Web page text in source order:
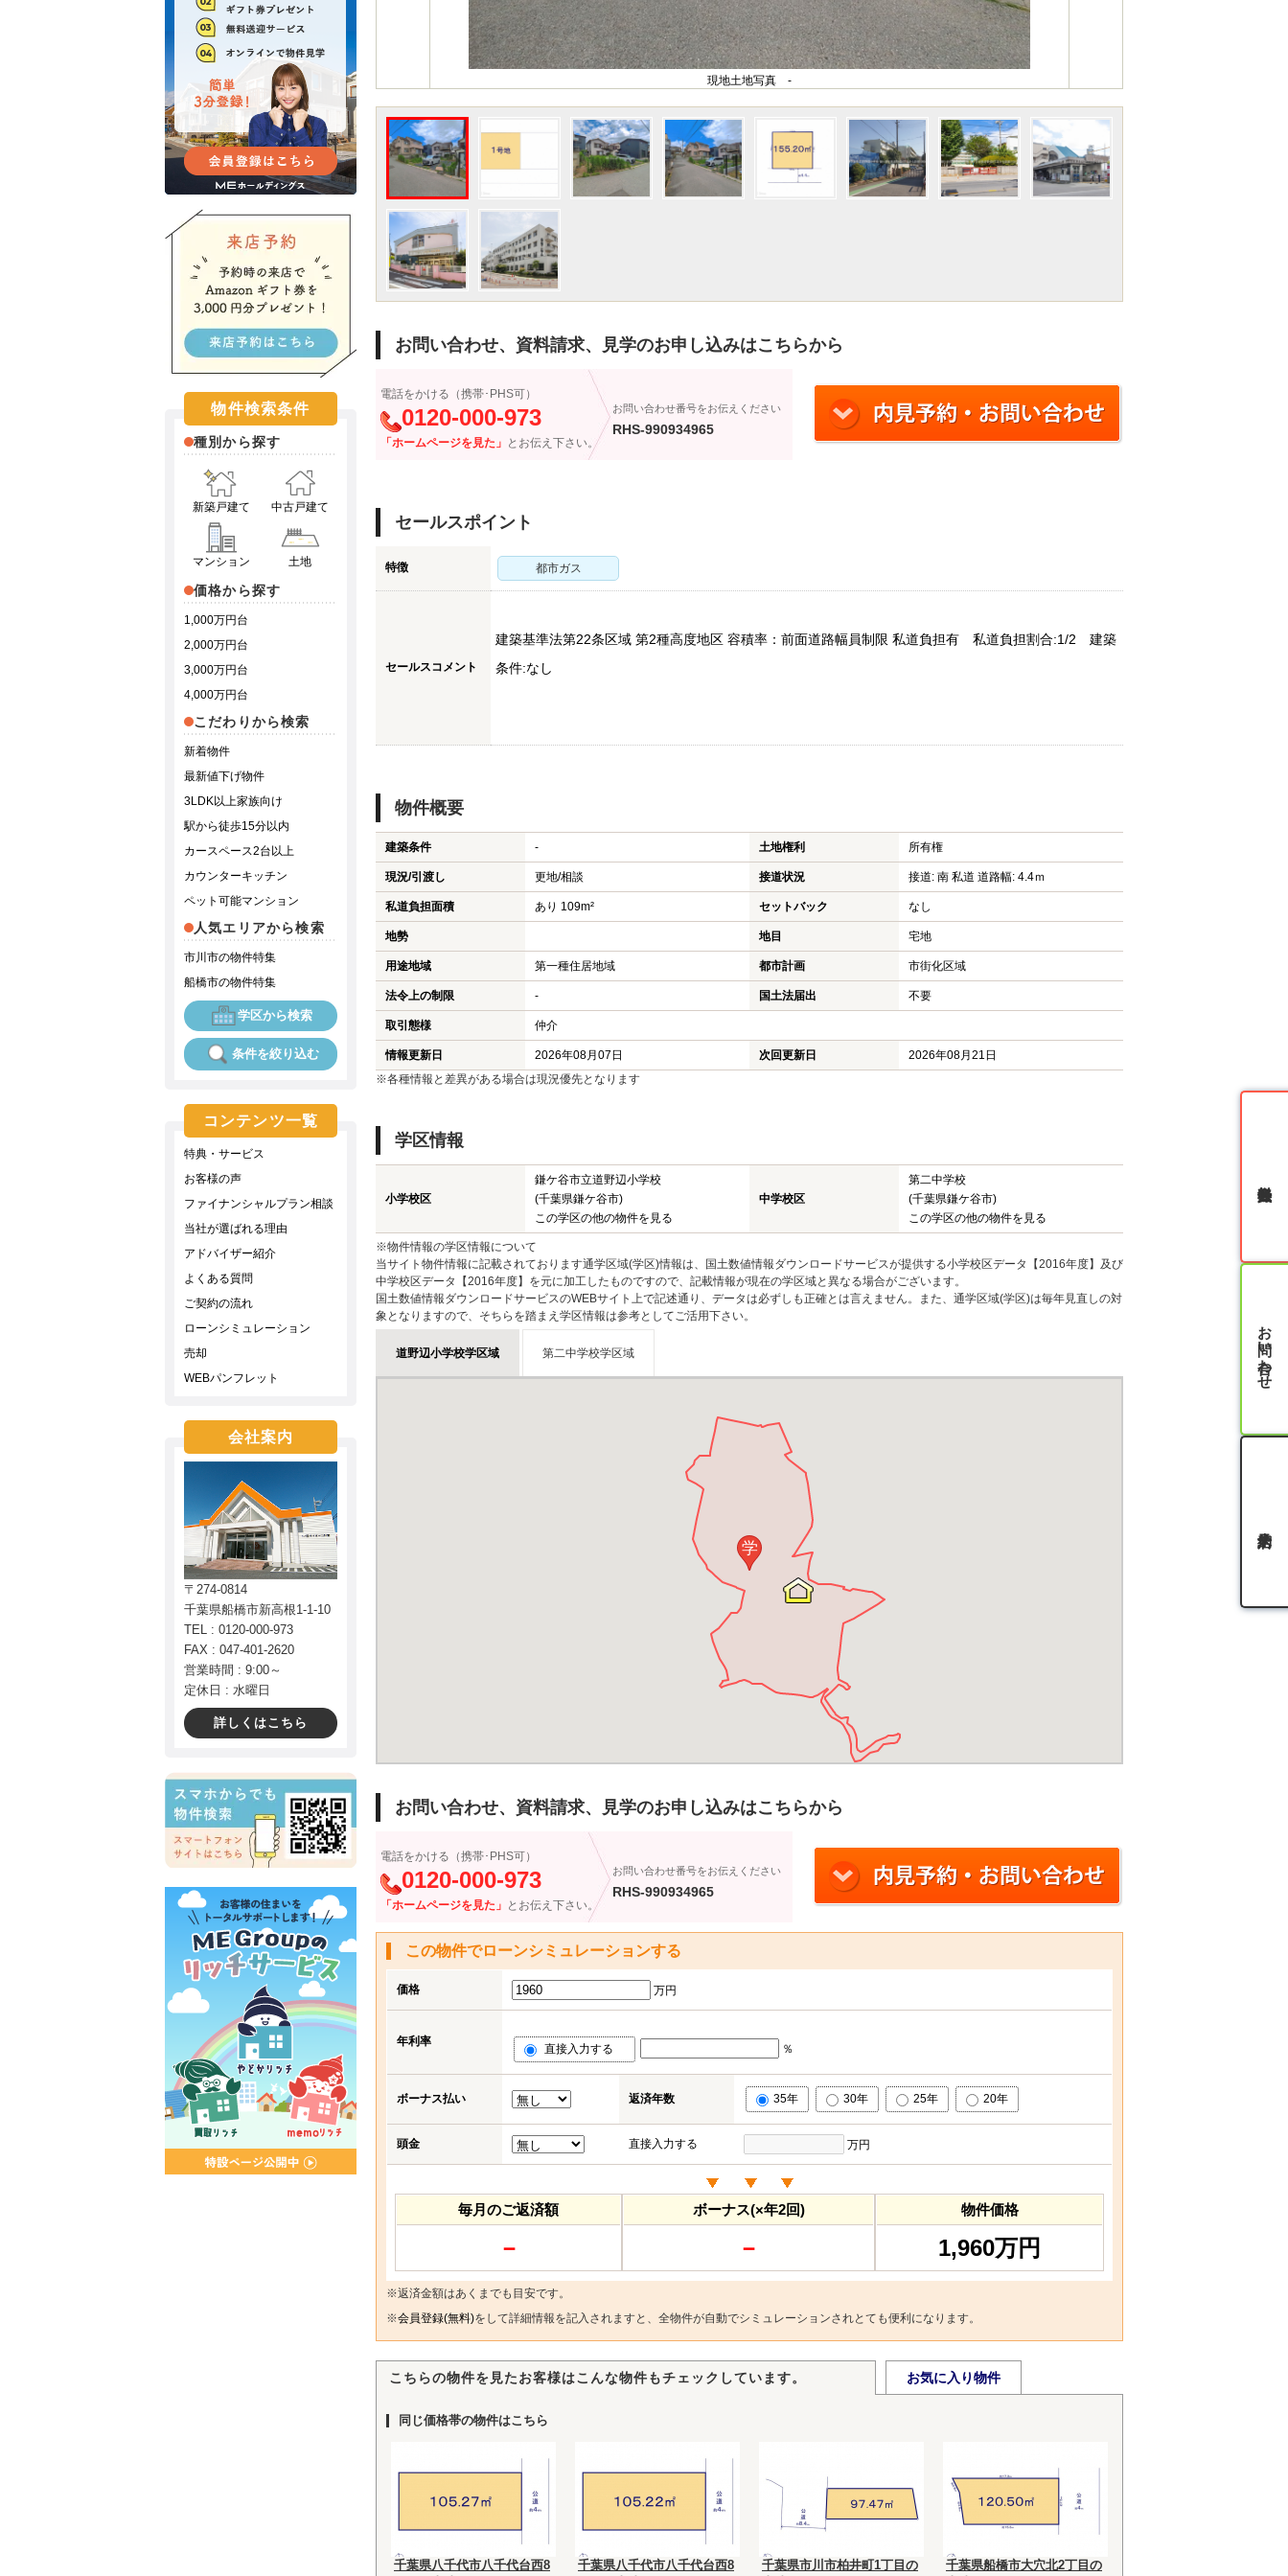
現地土地写真 -
お問い合わせ、資料請求、見学のお申し込みはこちらから
電話をかける（携帯･PHS可）
0120-000-973
「ホームページを見た」 とお伝え下さい。
お問い合わせ番号をお伝えください
RHS-990934965
セールスポイント
特徴 都市ガス
セールスコメント
建築基準法第22条区域 第2種高度地区 容積率：前面道路幅員制限 私道負担有 私道負担割合:1/2 建築
条件:なし
物件概要
建築条件 - 土地権利 所有権
現況/引渡し 更地/相談 接道状況 接道: 南 私道 道路幅: 4.4ｍ
私道負担面積 あり 109m² セットバック なし
地勢 地目 宅地
用途地域 第一種住居地域 都市計画 市街化区域
法令上の制限 - 国土法届出 不要
取引態様 仲介
情報更新日 2026年08月07日 次回更新日
2026年08月21日
※各種情報と差異がある場合は現況優先となります
学区情報
小学校区
鎌ケ谷市立道野辺小学校
(千葉県鎌ケ谷市)
この学区の他の物件を見る
中学校区
第二中学校
(千葉県鎌ケ谷市)
この学区の他の物件を見る
※物件情報の学区情報について
当サイト物件情報に記載されております通学区域(学区)情報は、国土数値情報ダウンロードサービスが提供する小学校区データ【2016年度】及び
中学校区データ【2016年度】を元に加工したものですので、記載情報が現在の学区域と異なる場合がございます。
国土数値情報ダウンロードサービスのWEBサイト上で記述通り、データは必ずしも正確とは言えません。また、通学区域(学区)は毎年見直しの対
象となりますので、そちらを踏まえ学区情報は参考としてご活用下さい。
道野辺小学校学区域 第二中学校学区域
学
お問い合わせ、資料請求、見学のお申し込みはこちらから
電話をかける（携帯･PHS可）
0120-000-973
「ホームページを見た」 とお伝え下さい。
お問い合わせ番号をお伝えください
RHS-990934965
この物件でローンシミュレーションする
価格 万円
年利率
直接入力する ％
ボーナス払い 返済年数 35年 30年 25年 20年
頭金 直接入力する 万円
毎月のご返済額
－
ボーナス(×年2回)
－
物件価格
1,960万円
※返済金額はあくまでも目安です。
※会員登録(無料)をして詳細情報を記入されますと、全物件が自動でシミュレーションされとても便利になります。
こちらの物件を見たお客様はこんな物件もチェックしています。 お気に入り物件
同じ価格帯の物件はこちら
千葉県八千代市八千代台西8
千葉県八千代市八千代台西8
千葉県市川市柏井町1丁目の
千葉県船橋市大穴北2丁目の
物件検索条件
種別から探す
新築戸建て 中古戸建て
マンション 土地
価格から探す
1,000万円台
2,000万円台
3,000万円台
4,000万円台
こだわりから検索
新着物件
最新値下げ物件
3LDK以上家族向け
駅から徒歩15分以内
カースペース2台以上
カウンターキッチン
ペット可能マンション
人気エリアから検索
市川市の物件特集
船橋市の物件特集
学区から検索
条件を絞り込む
コンテンツ一覧
特典・サービス
お客様の声
ファイナンシャルプラン相談
当社が選ばれる理由
アドバイザー紹介
よくある質問
ご契約の流れ
ローンシミュレーション
売却
WEBパンフレット
会社案内
〒274-0814
千葉県船橋市新高根1-1-10
TEL : 0120-000-973
FAX : 047-401-2620
営業時間 : 9:00～
定休日 : 水曜日
詳しくはこちら
お問い合わせ